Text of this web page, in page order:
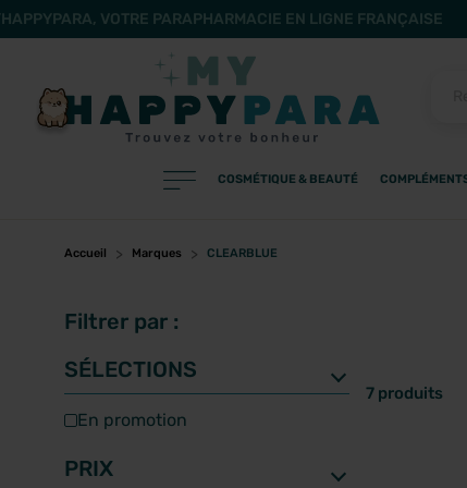
VOTRE PARAPHARMACIE EN LIGNE FRANÇAISE
Filtres
CATÉGORIES
MARQUES
COSMÉTIQUE & BEAUTÉ
Accueil Marques CLEARBLUE
Filtrer par :
SÉLECTIONS
en promotion
PRIX
7 produits